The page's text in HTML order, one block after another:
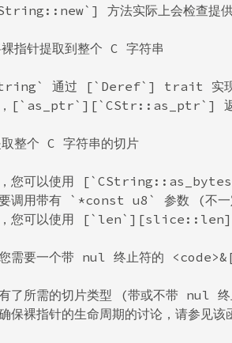
方法实际上会检查提供
针提取到整个 C 字符串
通过 [`Deref`] trait 实现了一
[`as_ptr`][`CStr::as_ptr`] 返回一
个 C 字符串的切片
您可以使用
调用带有 `*const u8` 参数 (不一
您可以使用 [`len`][slice::len] 方
需要一个带 nul 终止符的
了所需的切片类型 (带或不带 nul
裸指针的生命周期的讨论，请参见该